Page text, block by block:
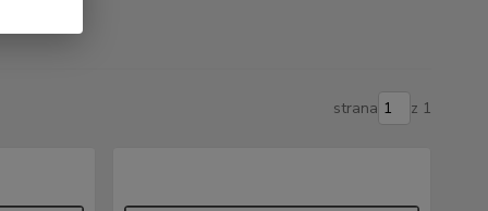
strana z 1